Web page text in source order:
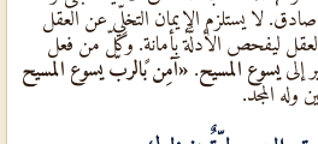
لا يستلزم الإيمان التخلِّي عن العقل
ليفحص الأدلَّة بأمانةٍ. وكلّ من فعل
إلى يسوع المسيح. «آمِن بالربّ يسوع المسيح